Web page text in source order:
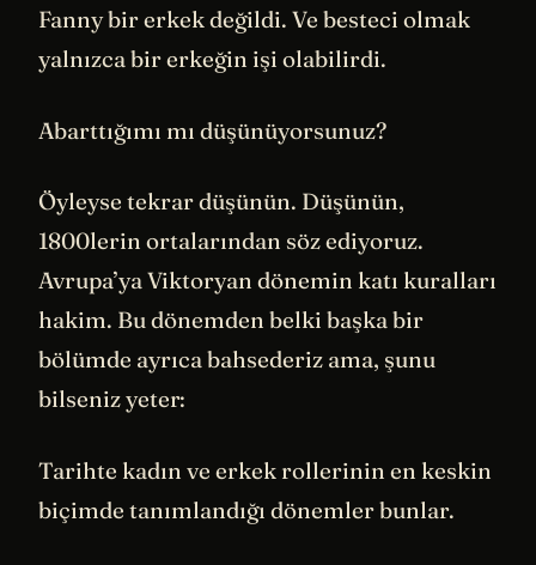
Fanny bir erkek değildi. Ve besteci olmak
yalnızca bir erkeğin işi olabilirdi.
Abarttığımı mı düşünüyorsunuz?
Öyleyse tekrar düşünün. Düşünün,
1800lerin ortalarından söz ediyoruz.
Avrupa’ya Viktoryan dönemin katı kuralları
hakim. Bu dönemden belki başka bir
bölümde ayrıca bahsederiz ama, şunu
bilseniz yeter:
Tarihte kadın ve erkek rollerinin en keskin
biçimde tanımlandığı dönemler bunlar.